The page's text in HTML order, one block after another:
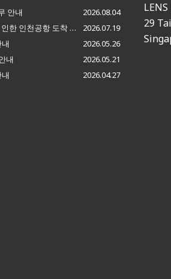
안내
2026.08.04
싱가포르 현지 사정으로 인한 인천공항 도착 지연 안내
2026.07.19
2026.05.26
내
2026.05.21
2026.04.27
29